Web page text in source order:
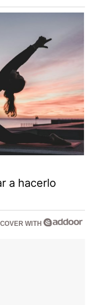
a hacerlo
WITH